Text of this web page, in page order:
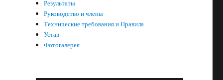
Результаты
Руководство и члены
Технические требования и Правила
Устав
Фотогалерея